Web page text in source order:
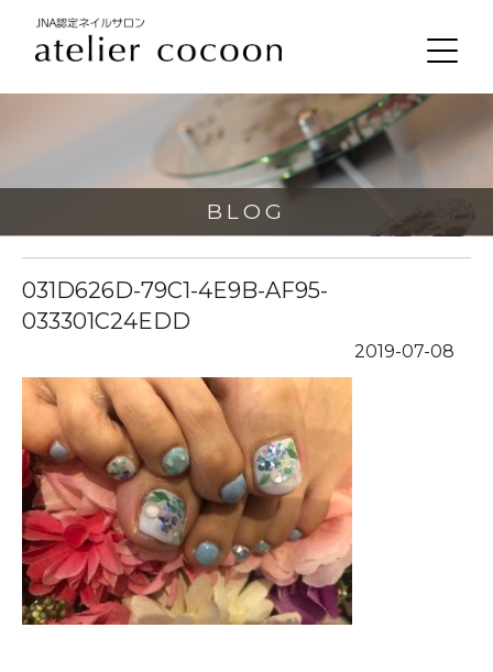
BLOG
031D626D-79C1-4E9B-AF95-
033301C24EDD
2019-07-08